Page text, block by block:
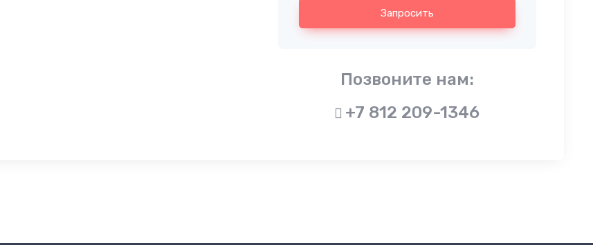
Запросить
Позвоните нам:
+7 812 209-1346